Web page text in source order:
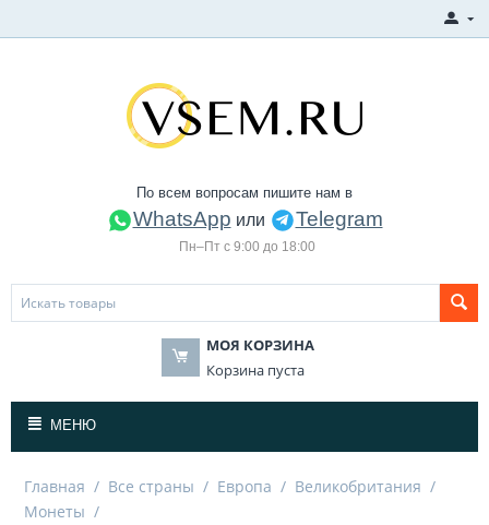
По всем вопросам пишите нам в
WhatsApp или Telegram
Пн–Пт с 9:00 до 18:00
МОЯ КОРЗИНА
Корзина пуста
МЕНЮ
Главная / Все страны / Европа / Великобритания /
Монеты /